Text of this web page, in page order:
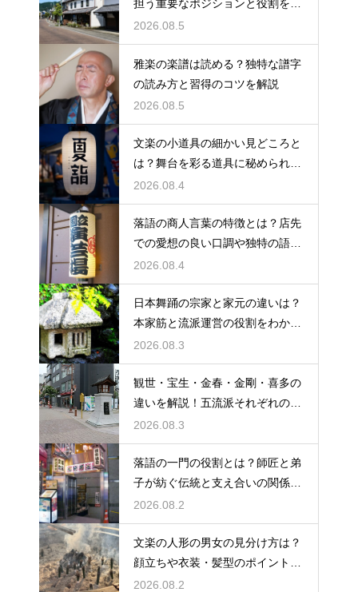
担う重要なポジションと役割を解
説
2026.08.5
雅楽の楽譜は読める？独特な譜字
の読み方と習得のコツを解説
2026.08.5
文楽の小道具の細かい見どころと
は？舞台を彩る道具に秘められた
意味や豆知識を徹底解説
2026.08.4
落語の商人言葉の特徴とは？店先
での愛想の良い口調や独特の語尾
など、その言い回しの特徴を解説
2026.08.4
日本舞踊の宗家と家元の違いは？
本家筋と流派運営の役割をわかり
やすく解説
2026.08.3
観世・宝生・金春・金剛・喜多の
違いを解説！五流派それぞれの成
り立ちと芸風の特徴に迫る
2026.08.3
落語の一門の役割とは？師匠と弟
子が紡ぐ伝統と支え合いの関係を
解説
2026.08.2
文楽の人形の男女の見分け方は？
顔立ちや衣装・髪型のポイントか
ら男性役・女性役を解説
2026.08.2